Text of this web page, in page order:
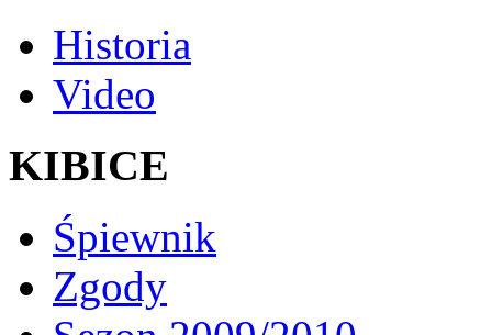
Historia
Video
KIBICE
Śpiewnik
Zgody